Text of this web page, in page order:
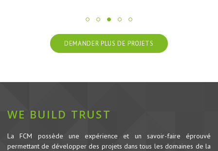
DEMANDER PLUS DE PROJETS
WE BUILD TRUST
La FCM possède une expérience et un savoir-faire éprouvé
permettant de développer des projets dans tous les domaines de la